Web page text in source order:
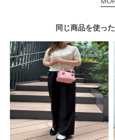
同じ商品を使った